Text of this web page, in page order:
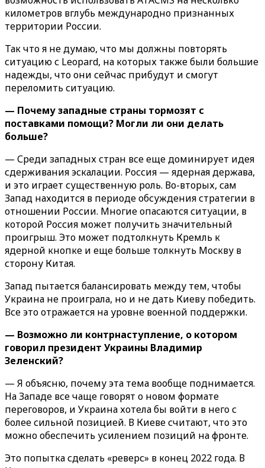
километров вглубь международно признанных
территории России.
Так что я не думаю, что мы должны повторять
ситуацию с Leopard, на которых также были большие
надежды, что они сейчас прибудут и смогут
переломить ситуацию.
— Почему западные страны тормозят с
поставками помощи? Могли ли они делать
больше?
— Среди западных стран все еще доминирует идея
сдерживания эскалации. Россия — ядерная держава,
и это играет существенную роль. Во-вторых, сам
Запад находится в периоде обсуждения стратегии в
отношении России. Многие опасаются ситуации, в
которой Россия может получить значительный
проигрыш. Это может подтолкнуть Кремль к
ядерной кнопке и еще больше толкнуть Москву в
сторону Китая.
Запад пытается балансировать между тем, чтобы
Украина не проиграла, но и не дать Киеву победить.
Все это отражается на уровне военной поддержки.
— Возможно ли контрнаступление, о котором
говорил президент Украины Владимир
Зеленский?
— Я объясню, почему эта тема вообще поднимается.
На Западе все чаще говорят о новом формате
переговоров, и Украина хотела бы войти в него с
более сильной позицией. В Киеве считают, что это
можно обеспечить усилением позиций на фронте.
Это попытка сделать «реверс» в конец 2022 года. В